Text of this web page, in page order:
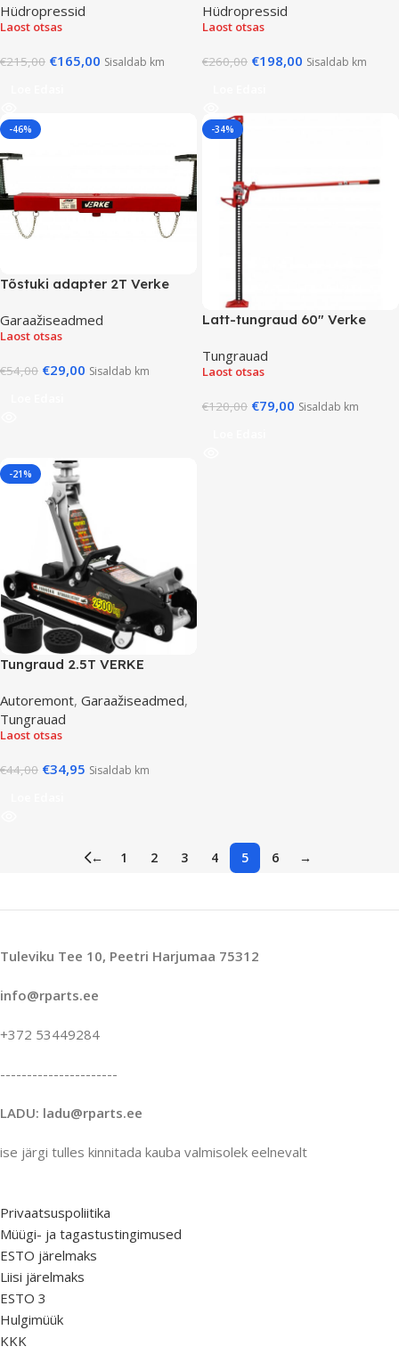
Hüdropressid
Laost otsas
€215,00 €165,00 Sisaldab km
Hüdropressid
Laost otsas
€260,00 €198,00 Sisaldab km
-46%
Tõstuki adapter 2T Verke
Garaažiseadmed
Laost otsas
€54,00 €29,00 Sisaldab km
-34%
Latt-tungraud 60″ Verke
Tungrauad
Laost otsas
€120,00 €79,00 Sisaldab km
-21%
Tungraud 2.5T VERKE
Autoremont, Garaažiseadmed,
Tungrauad
Laost otsas
€44,00 €34,95 Sisaldab km
← 1 2 3 4 5 6 →
Tuleviku Tee 10, Peetri Harjumaa 75312
info@rparts.ee
+372 53449284
----------------------
LADU: ladu@rparts.ee
ise järgi tulles kinnitada kauba valmisolek eelnevalt
Privaatsuspoliitika
Müügi- ja tagastustingimused
ESTO järelmaks
Liisi järelmaks
ESTO 3
Hulgimüük
KKK